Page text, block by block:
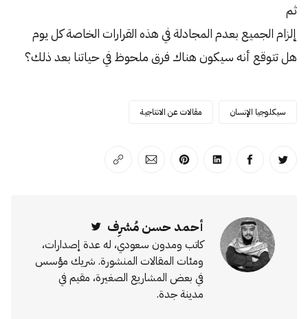
ثم
إلزام الجميع بعدم المجادلة في هذه القرارات الخاصة كل يوم
هل تتوقع أنه سيكون هناك فرق ملحوظ في حياتنا بعد ذلك؟
سيكلوجيا الإنسان مقالات عن الانتاجية
انشر على تويترانشر على الفيسبوك
انشر على لينكد إن
انشر على بينترست
انشر على الإيميل
انسخ الرابط
أحمد حسن مُشرِف
كاتب ومدون سعودي، له عدة إصدارات،
ومئات المقالات المنشورة. شريك مؤسس
في بعض المشاريع الصغيرة، مقيم في
مدينة جدة.